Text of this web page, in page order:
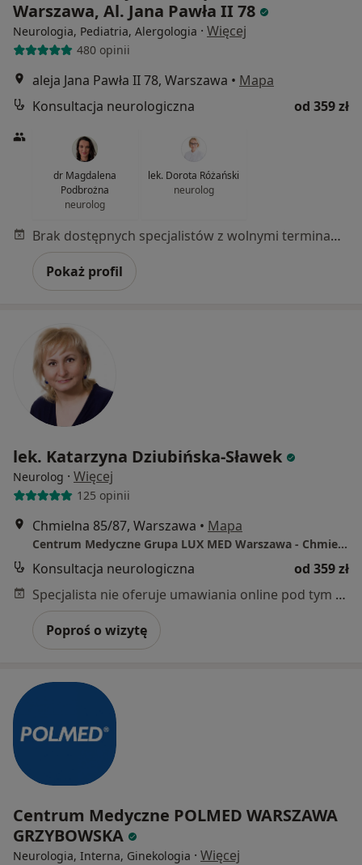
Warszawa, Al. Jana Pawła II 78
Neurologia, Pediatria, Alergologia · Więcej
480 opinii
aleja Jana Pawła II 78, Warszawa • Mapa
Konsultacja neurologiczna
od 359 zł
dr Magdalena
Podbrożna
neurolog
lek. Dorota Różański
neurolog
Brak dostępnych specjalistów z wolnymi terminami w tym centrum medycznym.
Pokaż profil
lek. Katarzyna Dziubińska-Sławek
Neurolog · Więcej
125 opinii
Chmielna 85/87, Warszawa • Mapa
Centrum Medyczne Grupa LUX MED Warszawa - Chmielna 85/87
Konsultacja neurologiczna
od 359 zł
Specjalista nie oferuje umawiania online pod tym adresem.
Poproś o wizytę
Centrum Medyczne POLMED WARSZAWA
GRZYBOWSKA
Neurologia, Interna, Ginekologia · Więcej